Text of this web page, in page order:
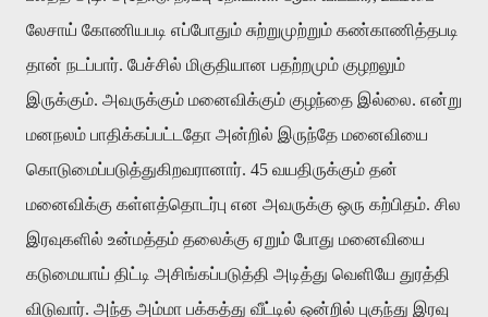
லேசாய் கோணியபடி எப்போதும் சுற்றுமுற்றும் கண்காணித்தபடி
தான் நடப்பார். பேச்சில் மிகுதியான பதற்றமும் குழறலும்
இருக்கும். அவருக்கும் மனைவிக்கும் குழந்தை இல்லை. என்று
மனநலம் பாதிக்கப்பட்டதோ அன்றில் இருந்தே மனைவியை
கொடுமைப்படுத்துகிறவரானார். 45 வயதிருக்கும் தன்
மனைவிக்கு கள்ளத்தொடர்பு என அவருக்கு ஒரு கற்பிதம். சில
இரவுகளில் உன்மத்தம் தலைக்கு ஏறும் போது மனைவியை
கடுமையாய் திட்டி அசிங்கப்படுத்தி அடித்து வெளியே துரத்தி
விடுவார். அந்த அம்மா பக்கத்து வீட்டில் ஒன்றில் புகுந்து இரவு